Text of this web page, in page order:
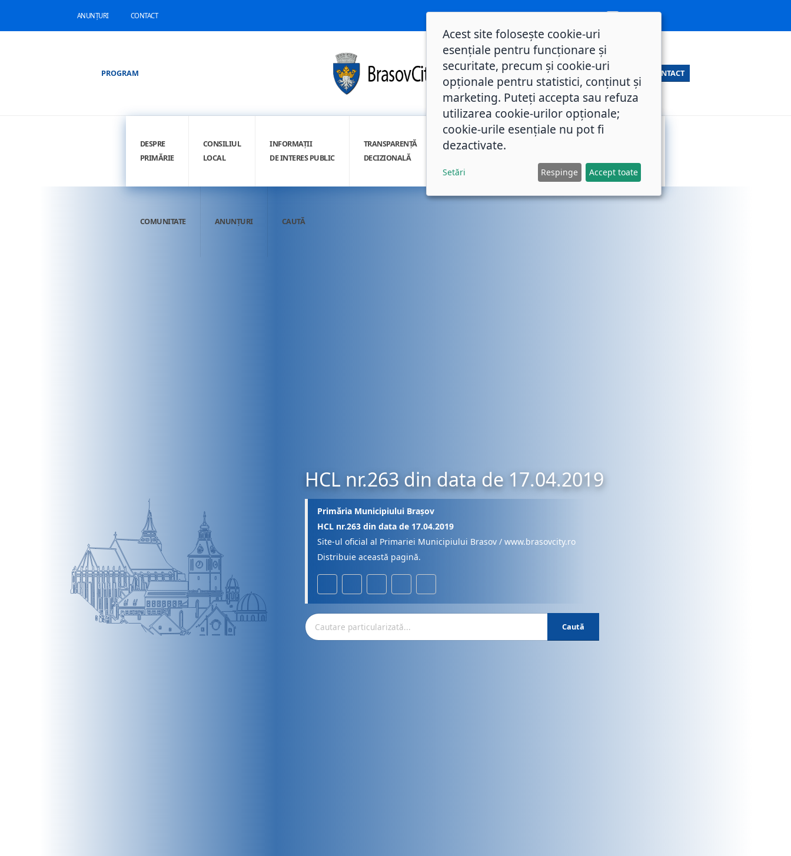
ANUNȚURI CONTACT
PROGRAM CONTACT
DESPRE
PRIMĂRIE
CONSILIUL
LOCAL
INFORMAȚII
DE INTERES PUBLIC
TRANSPARENȚĂ
DECIZIONALĂ
INTEGRITATE
COMUNITATE ANUNȚURI CAUTĂ
HCL nr.263 din data de 17.04.2019
Primăria Municipiului Brașov
HCL nr.263 din data de 17.04.2019
Site-ul oficial al Primariei Municipiului Brasov / www.brasovcity.ro
Distribuie această pagină.
Caută
Acest site folosește cookie-uri
esențiale pentru funcționare și
securitate, precum și cookie-uri
opționale pentru statistici, conținut și
marketing. Puteți accepta sau refuza
utilizarea cookie-urilor opționale;
cookie-urile esențiale nu pot fi
dezactivate.
Setări Respinge Accept toate